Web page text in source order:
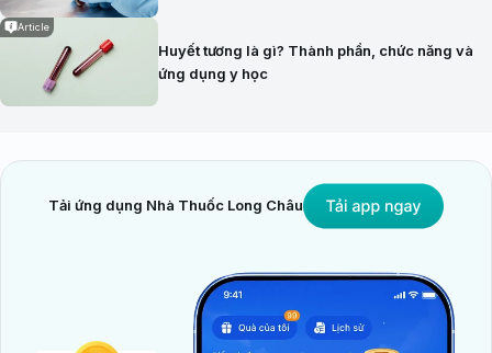
Article
Huyết tương là gì? Thành phần, chức năng và
ứng dụng y học
Tải ứng dụng Nhà Thuốc Long Châu